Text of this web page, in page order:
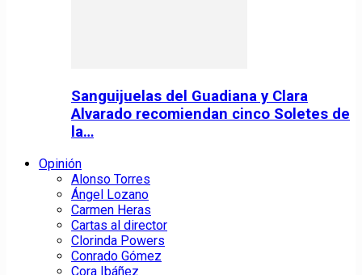
Sanguijuelas del Guadiana y Clara
Alvarado recomiendan cinco Soletes de
la…
Opinión
Alonso Torres
Ángel Lozano
Carmen Heras
Cartas al director
Clorinda Powers
Conrado Gómez
Cora Ibáñez